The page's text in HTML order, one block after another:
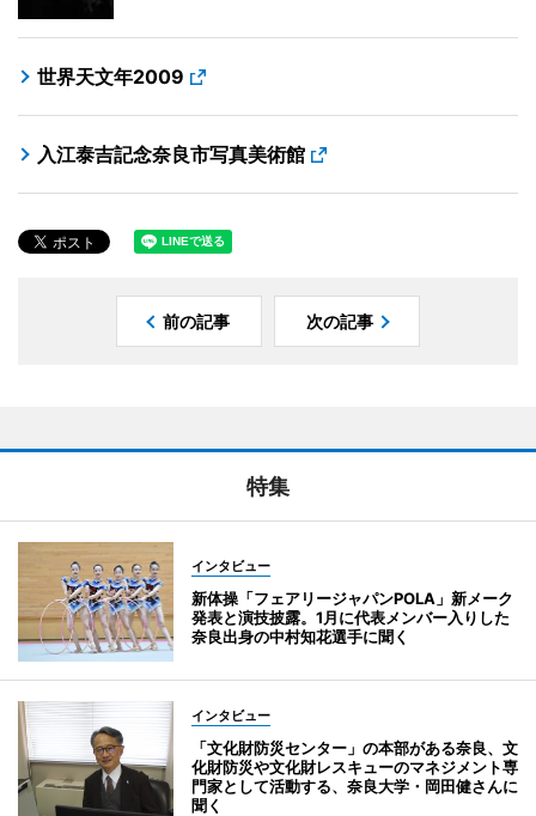
世界天文年2009
入江泰吉記念奈良市写真美術館
前の記事 次の記事
特集
インタビュー
新体操「フェアリージャパンPOLA」新メーク
発表と演技披露。1月に代表メンバー入りした
奈良出身の中村知花選手に聞く
インタビュー
「文化財防災センター」の本部がある奈良、文
化財防災や文化財レスキューのマネジメント専
門家として活動する、奈良大学・岡田健さんに
聞く